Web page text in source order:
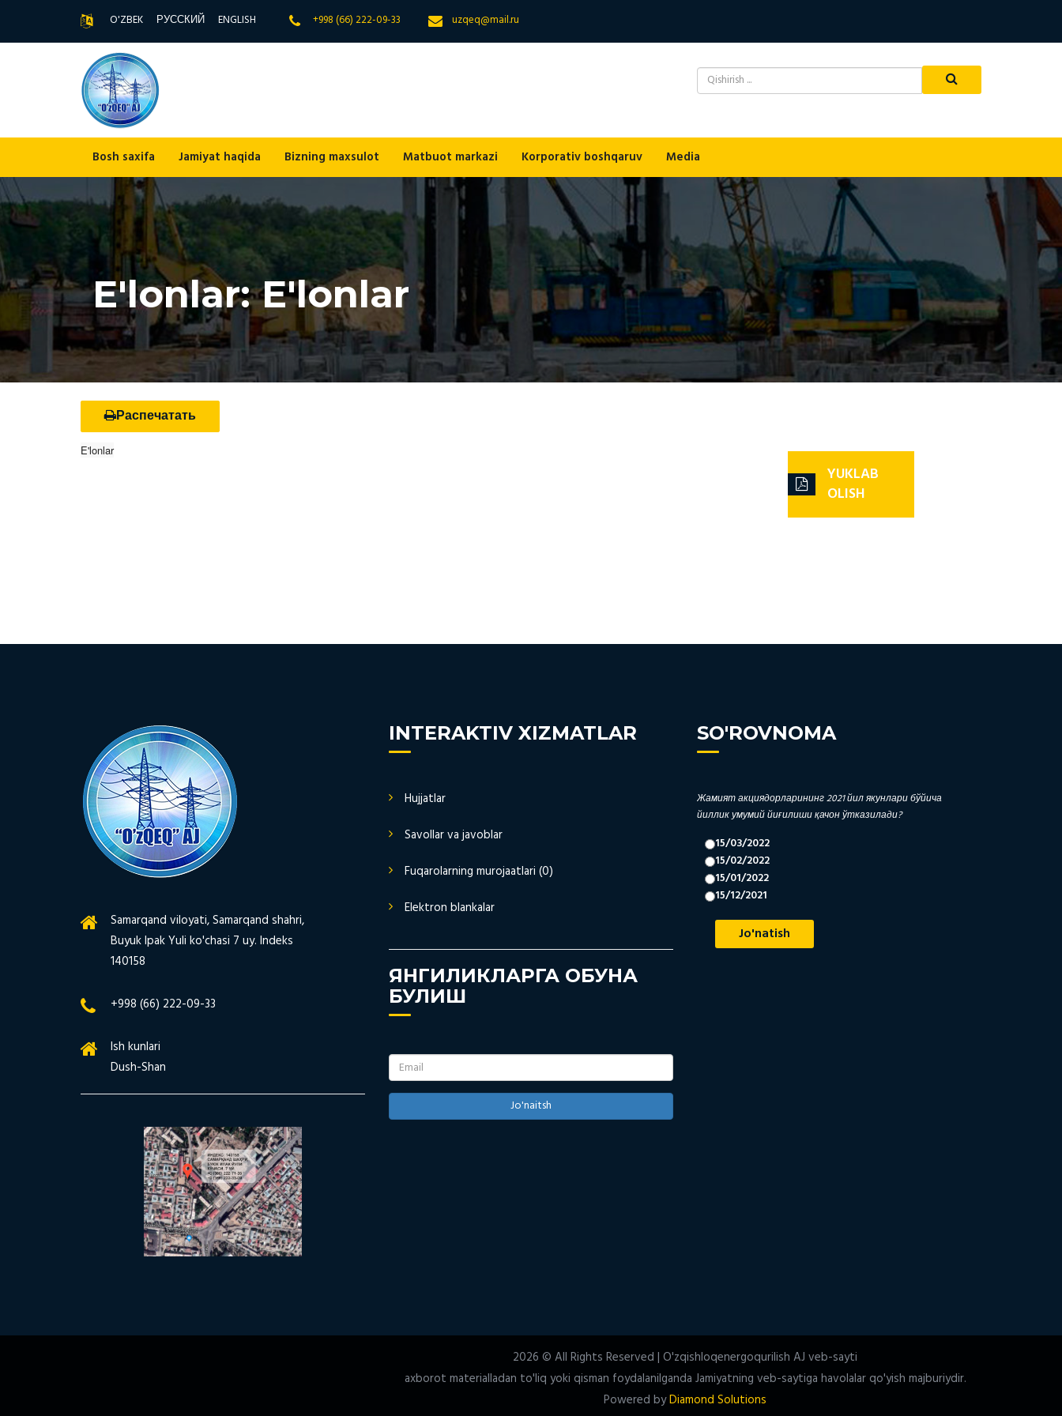
O'ZBEK РУССКИЙ ENGLISH +998 (66) 222-09-33 uzqeq@mail.ru
Bosh saxifa Jamiyat haqida Bizning maxsulot Matbuot markazi Korporativ boshqaruv Media
E'lonlar: E'lonlar
Распечатать
YUKLAB
OLISH
E'lonlar
Samarqand viloyati, Samarqand shahri,
Buyuk Ipak Yuli ko'chasi 7 uy. Indeks
140158
+998 (66) 222-09-33
Ish kunlari
Dush-Shan
INTERAKTIV XIZMATLAR
Hujjatlar
Savollar va javoblar
Fuqarolarning murojaatlari (0)
Elektron blankalar
ЯНГИЛИКЛАРГА ОБУНА
БУЛИШ
Jo'naitsh
SO'ROVNOMA
Жамият акциядорларининг 2021 йил якунлари бўйича
йиллик умумий йиғилиши қачон ўтказилади?
15/03/2022
15/02/2022
15/01/2022
15/12/2021
2026 © All Rights Reserved | O'zqishloqenergoqurilish AJ veb-sayti
axborot materialladan to'liq yoki qisman foydalanilganda Jamiyatning veb-saytiga havolalar qo'yish majburiydir.
Powered byDiamond Solutions